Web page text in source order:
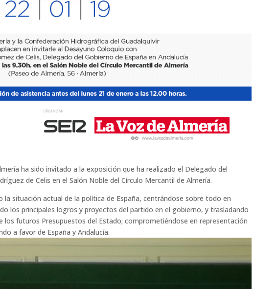
ha sido invitado a la exposición que ha realizado el Delegado del
de Celis en el Salón Noble del Círculo Mercantil de Almería.
situación actual de la política de España, centrándose sobre todo en
los principales logros y proyectos del partido en el gobierno, y trasladando
los futuros Presupuestos del Estado; comprometiéndose en representación
a favor de España y Andalucía.